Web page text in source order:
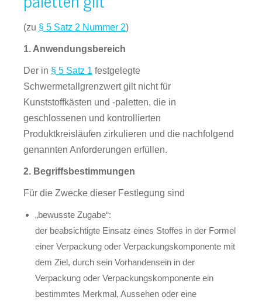
(zu § 5 Satz 2 Nummer 2)
1. Anwendungsbereich
Der in § 5 Satz 1 festgelegte
Schwermetallgrenzwert gilt nicht für
Kunststoffkästen und -paletten, die in
geschlossenen und kontrollierten
Produktkreisläufen zirkulieren und die nachfolgend
genannten Anforderungen erfüllen.
2. Begriffsbestimmungen
Für die Zwecke dieser Festlegung sind
„bewusste Zugabe“:
der beabsichtigte Einsatz eines Stoffes in der Formel
einer Verpackung oder Verpackungskomponente mit
dem Ziel, durch sein Vorhandensein in der
Verpackung oder Verpackungskomponente ein
bestimmtes Merkmal, Aussehen oder eine